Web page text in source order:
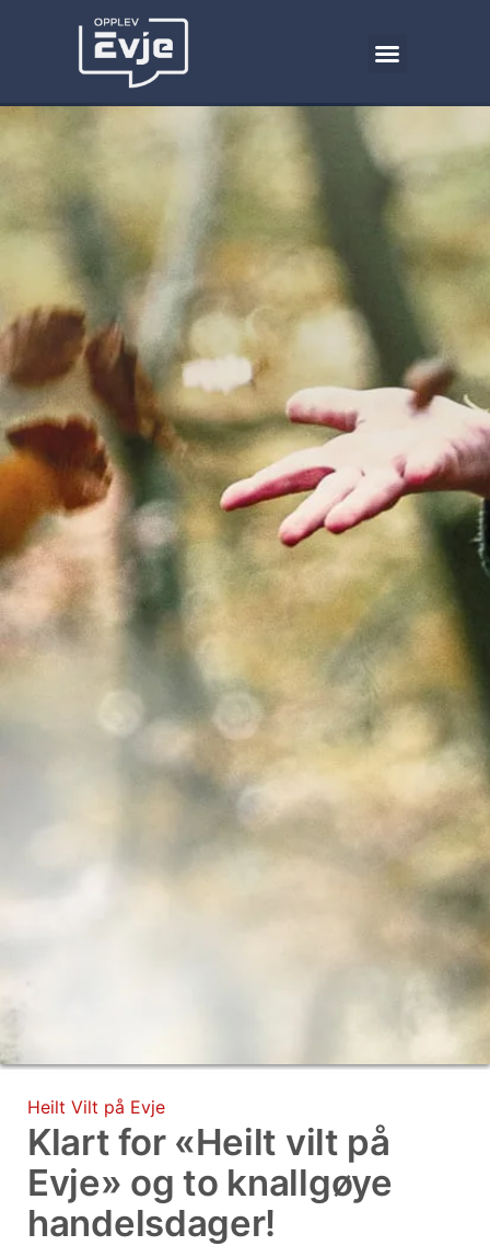
Heilt Vilt på Evje
Klart for «Heilt vilt på
Evje» og to knallgøye
handelsdager!